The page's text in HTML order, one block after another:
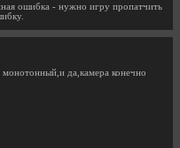
ошибка - нужно игру пропатчить
монотонный,и да,камера конечно